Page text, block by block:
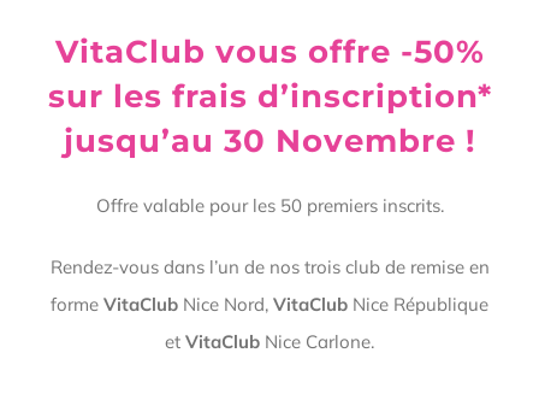
VitaClub vous offre -50%
sur les frais d’inscription*
jusqu’au 30 Novembre !
Offre valable pour les 50 premiers inscrits.
Rendez-vous dans l’un de nos trois club de remise en
forme VitaClub Nice Nord, VitaClub Nice République
et VitaClub Nice Carlone.